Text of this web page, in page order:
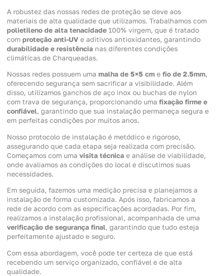
A robustez das nossas redes de proteção se deve aos
materiais de alta qualidade que utilizamos. Trabalhamos com
polietileno de alta tenacidade 100% virgem, que é tratado
com proteção anti-UV e aditivos antioxidantes, garantindo
durabilidade e resistência nas diferentes condições
climáticas de Charqueadas.
Nossas redes possuem uma malha de 5×5 cm e fio de 2.5mm,
oferecendo segurança sem sacrificar a visibilidade. Além
disso, utilizamos ganchos de aço inox ou buchas de nylon
com trava de segurança, proporcionando uma fixação firme e
confiável, garantindo que sua instalação permaneça segura e
em perfeitas condições por muitos anos.
Nosso protocolo de instalação é metódico e rigoroso,
assegurando que cada etapa seja realizada com precisão.
Começamos com uma visita técnica e análise de viabilidade,
onde avaliamos as condições do local e discutimos suas
necessidades.
Em seguida, fazemos uma medição precisa e planejamos a
instalação de forma customizada. Após isso, fabricamos a
rede de acordo com as especificações acordadas. Por fim,
realizamos a instalação profissional, acompanhada de uma
verificação de segurança final, garantindo que tudo esteja
perfeitamente ajustado e seguro.
Com essa abordagem, você pode ter certeza de que está
recebendo um serviço organizado, confiável e de alta
qualidade.